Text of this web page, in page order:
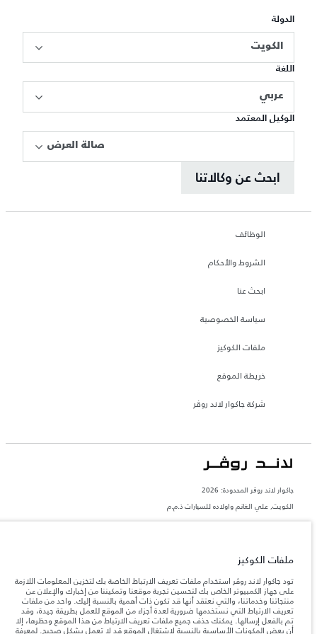
الدولة
الكويت
اللغة
عربي
الوكيل المعتمد
صالة العرض
ابحث عن وكالاتنا
الوظائف
الشروط والأحكام
ابحث عنا
سياسة الخصوصية
ملفات الكوكيز
خريطة الموقع
شركة جاكوار لاند روڤر
جاكوار لاند روڨر المحدودة: 2026
الكويت, علي الغانم واولاده للسيارات ذ.م.م
تعكس الأوزان المذكورة مواصفات السيارة القياسية. سوف تؤثر الإكسسوارات وغيرها من
المعلومات والمواصفات والأسعار والألوان المذكورة على هذا الموقع قد تختلف من بلد إلى
آخر، كما أنّها قد تتغير بدون إشعار مسبق. الرجاء التواصل مع وكيلنا المحلي للتأكد من توفّرها
والتحقق من الأسعار.
ملاحظة مهمة حول الصور والمواصفات. إن النقص العالمي في أشباه الموصلات يؤثر حاليًا
في مواصفات تصميم السيارات وتوفر الخيارات وتوقيتات التصاميم. هذا ظرف ديناميكي
ملفات الكوكيز
تود جاكوار لاند روڤر استخدام ملفات تعريف الارتباط الخاصة بك لتخزين المعلومات اللازمة
على جهاز الكمبيوتر الخاص بك لتحسين تجربة موقعنا وتمكيننا من إخبارك والإعلان عن
منتجاتنا وخدماتنا، والتي نعتقد أنها قد تكون ذات أهمية بالنسبة إليك. واحد من ملفات
تعريف الارتباط التي نستخدمها ضرورية لعدة أجزاء من الموقع للعمل بطريقة جيدة، وقد
تم بالفعل إرسالها. يمكنك حذف جميع ملفات تعريف الارتباط من هذا الموقع وحظرها، إلا
أن بعض المكونات الأساسية بالنسبة لاشتغال الموقع قد لا تعمل بشكل صحيح. لمعرفة